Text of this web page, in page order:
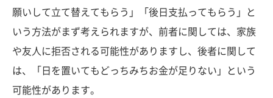
願いして立て替えてもらう」「後日支払ってもらう」と
いう方法がまず考えられますが、前者に関しては、家族
や友人に拒否される可能性がありますし、後者に関して
は、「日を置いてもどっちみちお金が足りない」という
可能性があります。